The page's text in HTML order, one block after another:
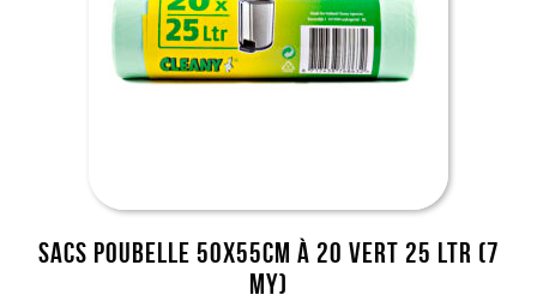
Sacs poubelle 50x55cm à 20 vert 25 ltr (7
my)